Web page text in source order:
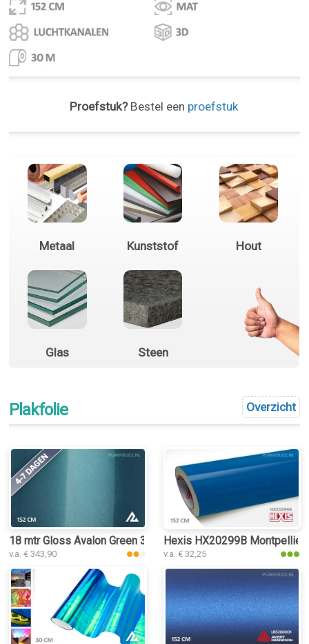
Proefstuk?Bestel een proefstuk
Metaal Kunststof Hout
Glas Steen
Overzicht
Plakfolie
18 mtr Gloss Avalon Green 3194 plakfolie
v.a. € 343,90
Hexis HX20299B
v.a. € 32,25